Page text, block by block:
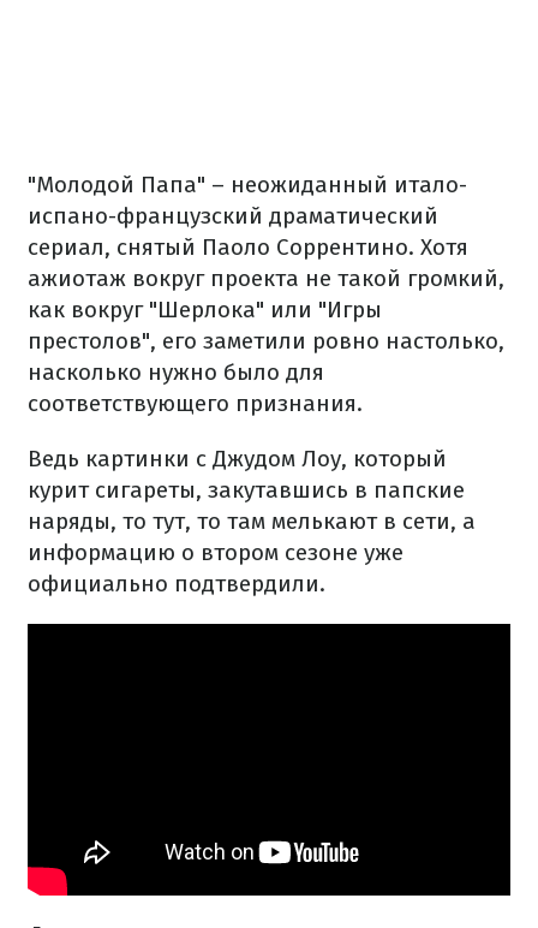
"Молодой Папа" – неожиданный итало-
испано-французский драматический
сериал, снятый Паоло Соррентино. Хотя
ажиотаж вокруг проекта не такой громкий,
как вокруг "Шерлока" или "Игры
престолов", его заметили ровно настолько,
насколько нужно было для
соответствующего признания.
Ведь картинки с Джудом Лоу, который
курит сигареты, закутавшись в папские
наряды, то тут, то там мелькают в сети, а
информацию о втором сезоне уже
официально подтвердили.